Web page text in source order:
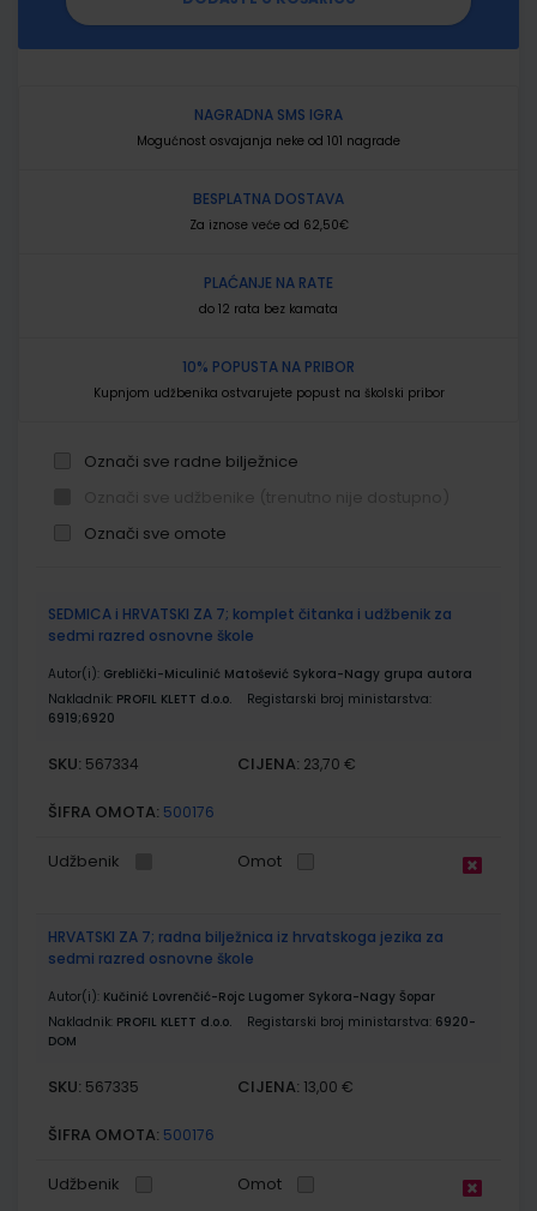
NAGRADNA SMS IGRA
Mogućnost osvajanja neke od 101 nagrade
BESPLATNA DOSTAVA
Za iznose veće od 62,50€
PLAĆANJE NA RATE
do 12 rata bez kamata
10% POPUSTA NA PRIBOR
Kupnjom udžbenika ostvarujete popust na školski pribor
Označi sve radne bilježnice
Označi sve omote
proizvodi
SEDMICA i HRVATSKI ZA 7; komplet čitanka i udžbenik za
sedmi razred osnovne škole
Autor(i): Greblički-Miculinić Matošević Sykora-Nagy grupa autora
Nakladnik: PROFIL KLETT d.o.o.
Registarski broj ministarstva:
6919;6920
SKU: 567334 CIJENA: 23,70 €
ŠIFRA OMOTA: 500176
Udžbenik Omot
HRVATSKI ZA 7; radna bilježnica iz hrvatskoga jezika za
sedmi razred osnovne škole
Autor(i): Kučinić Lovrenčić-Rojc Lugomer Sykora-Nagy Šopar
Nakladnik: PROFIL KLETT d.o.o. Registarski broj ministarstva: 6920-
DOM
SKU: 567335 CIJENA: 13,00 €
ŠIFRA OMOTA: 500176
Udžbenik Omot